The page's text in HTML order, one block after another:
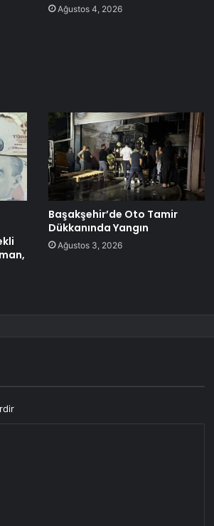
Ağustos 4, 2026
Başakşehir’de Oto Tamir
Dükkanında Yangın
Ağustos 3, 2026